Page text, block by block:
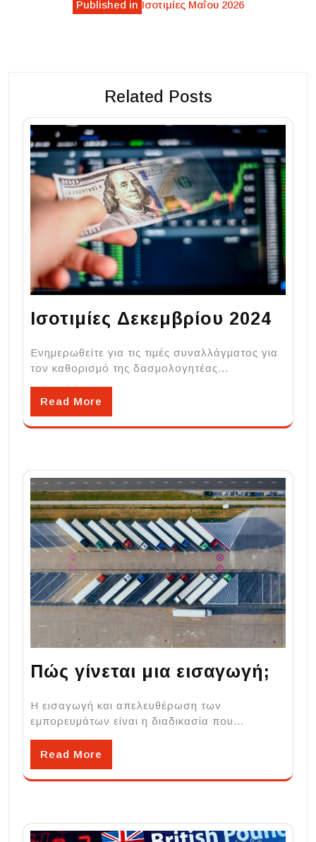
navigation
Published in Ισοτιμίες Μαΐου 2026
Related Posts
Ισοτιμίες Δεκεμβρίου 2024
Ενημερωθείτε για τις τιμές συναλλάγματος για
τον καθορισμό της δασμολογητέας…
Read More
Πώς γίνεται μια εισαγωγή;
Η εισαγωγή και απελευθέρωση των
εμπορευμάτων είναι η διαδικασία που…
Read More